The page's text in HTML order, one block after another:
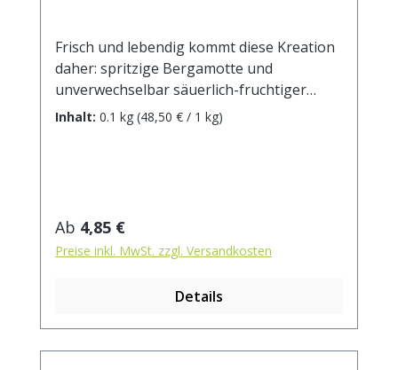
Frisch und lebendig kommt diese Kreation
daher: spritzige Bergamotte und
unverwechselbar säuerlich-fruchtiger
Rhabarber vereinen sich zu einem
Rhabarberstücke(1%) Zubereitung: ca. 12g
Tee mit 1 Liter Wasser (auf 90°C
abgekühlt) aufgiessen. Ziehzeit: ca. 2 min.
Inhalt: 0.1 kg (48,50 € / 1 kg)
Regulärer Preis:
Ab 4,85 €
Preise inkl. MwSt. zzgl. Versandkosten
Details